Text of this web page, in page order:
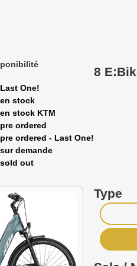
Last One!
en stock
en stock KTM
pre ordered
pre ordered - Last One!
sur demande
sold out
8
Type